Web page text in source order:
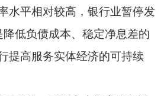
水平相对较高，银行业暂停发
低负债成本、稳定净息差的
提高服务实体经济的可持续